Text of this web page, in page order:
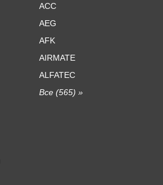
ACC
AEG
AFK
AIRMATE
ALFATEC
Все (565) »